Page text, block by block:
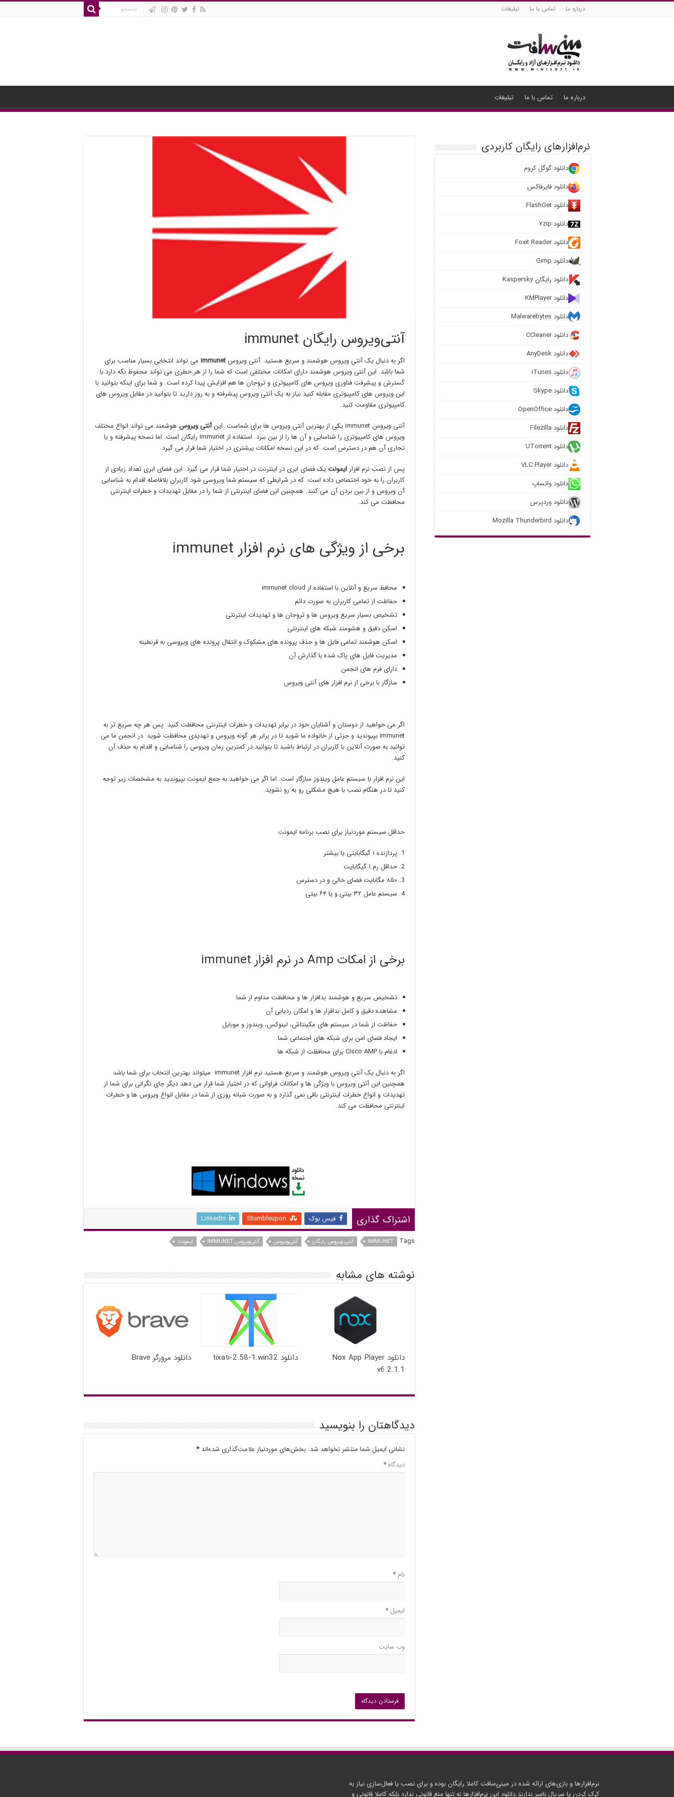
درباره ما تماس با ما تبلیغات
درباره ما تماس با ما تبلیغات
آنتی‌ویروس رایگان immunet
اگر به دنبال یک آنتی ویروس هوشمند و سریع هستید. آنتی ویروسimmunet می تواند انتخابی بسیار مناسب برای
شما باشد. این آنتی ویروس هوشمند دارای امکانات مختلفی است که شما را از هر خطری می تواند محفوظ نگه دارد.با
گسترش و پیشرفت فناوری ویروس های کامپیوتری و تروجان ها هم افزایش پیدا کرده است. و شما برای اینکه بتوانید با
این ویروس های کامپیوتری مقابله کنید نیاز به یک آنتی ویروس پیشرفته و به روز دارید تا بتوانید در مقابل ویروس های
کامپیوتری مقاومت کنید.
آنتی ویروس immunet یکی از بهترین آنتی ویروس ها برای شماست. این
آنتی ویروس هوشمند می تواند انواع مختلف
ویروس های کامپیوتری را شناسایی و آن ها را از بین ببرد. استفاده از immunet رایگان است. اما نسخه پیشرفته و یا
تجاری آن هم در دسترس است. که در این نسخه امکانات بیشتری در اختیار شما قرار می گیرد.
پس از نصب نرم افزار ایمونتیک فضای ابری در اینترنت در اختیار شما قرار می گیرد. این فضای ابری تعداد زیادی از
کاربران را به خود اختصاص داده است. که در شرایطی که سیستم شما ویروسی شود کاربران بلافاصله اقدام به شناسایی
آن ویروس و از بین بردن آن می کنند. همچنین این فضای اینترنتی از شما را در مقابل تهدیدات و خطرات اینترنتی
محافظت می کند.
برخی از ویژگی های نرم افزار immunet
محافظ سریع و آنلاین با استفاده از immunet cloud
حفاظت از تمامی کاربران به صورت دائم
تشخیص بسیار سریع ویروس ها و تروجان ها و تهدیدات اینترنتی
اسکن دقیق و هشومند شبکه های اینترنتی
اسکن هوشمند تمامی فایل ها و حذف پرونده های مشکوک و انتقال پرونده های ویروسی به قرنطینه
مدیریت فایل های پاک شده با گذارش آن
دارای فرم های انجمن
سازگار با برخی از نرم افزار های آنتی ویروس
اگر می خواهید از دوستان و آشنایان خود در برابر تهدیدات و خطرات اینترنتی محافظت کنید. پس هر چه سریع تر به
immunet بپیوندید و جزئی از خانواده ما شوید تا در برابر هر گونه ویروس و تهدیدی محافظت شوید. در انجمن ما می
توانید به صورت آنلاین با کاربران در ارتباط باشید تا بتوانید در کمترین زمان ویروس را شناسایی و اقدام به حذف آن
کنید.
این نرم افزار با سیستم عامل ویندوز سازگار است. اما اگر می خواهید به جمع ایمونت بپیوندید به مشخصات زیر توجه
کنید تا در هنگام نصب با هیچ مشکلی رو به رو نشوید.
حداقل سیستم موردنیاز برای نصب برنامه ایمونت
پردازنده ۱ گیگابایتی یا بیشتر
حداقل رم ۱ گیگابایت
۸۵۰ مگابایت فضای خالی و در دسترس
سیستم عامل ۳۲ بیتی و یا ۶۴ بیتی
برخی از امکات Amp در نرم افزار immunet
تشخیص سریع و هوشمند بدافزار ها و محافظت مداوم از شما
مشاهده دقیق و کامل بدافزار ها و امکان ردیابی آن
حفاظت از شما در سیستم های مکینتاش، لینوکس، ویندوز و موبایل
ایجاد فضای امن برای شبکه های اجتماعی شما
ادغام با Cisco AMP برای محافظت از شبکه ها
اگر به دنبال یک آنتی ویروس هوشمند و سریع هستید نرم افزار immunet میتواند بهترین انتخاب برای شما باشد
همچنین این آنتی ویروس با ویژگی ها و امکانات فراوانی که در اختیار شما قرار می دهد دیگر جای نگرانی برای شما از
تهدیدات و انواع خطرات اینترنتی باقی نمی گذارد و به صورت شبانه روزی از شما در مقابل انواع ویروس ها و خطرات
اینترنتی محافظت می کند.
اشتراک گذاری فیس بوک Stumbleupon
LinkedIn
Tags
IMMUNET آنتی ویروس رایگان آنتی‌ویروس آنتی‌ویروس IMMUNET ایمونت
نوشته های مشابه
دانلود Nox App Player
v6.2.1.1
دانلود tixati-2.58-1.win32 دانلود مرورگر Brave
دیدگاهتان را بنویسید
نشانی ایمیل شما منتشر نخواهد شد. بخش‌های موردنیاز علامت‌گذاری شده‌اند*
دیدگاه*
نام*
ایمیل*
وب‌ سایت
نرم‌افزارهای رایگان کاربردی
دانلود گوگل کروم
دانلود فایرفاکس
دانلود FlashGet
دانلود ۷zip
دانلود Foxit Reader
دانلود Gimp
دانلود رایگان Kaspersky
دانلود KMPlayer
دانلود Malwarebytes
دانلود CCleaner
دانلود AnyDesk
دانلود iTunes
دانلود Skype
دانلود OpenOffice
دانلود Filezilla
دانلود UTorrent
دانلود VLC Player
دانلود واتساپ
دانلود وردپرس
دانلود Mozilla Thunderbird
نرم‌افزارها و بازی‌های ارائه شده در مینی‌سافت کاملا رایگان بوده و برای نصب یا فعال‌سازی نیاز به
کرک کردن یا سریال نامبر ندارند.دانلود این نرم‌افزارها نه تنها منع قانونی ندارد بلکه کاملا قانونی و